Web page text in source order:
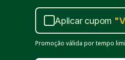
Aplicar cupom "
Promoção válida por tempo